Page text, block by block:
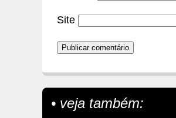
Site
• veja também: